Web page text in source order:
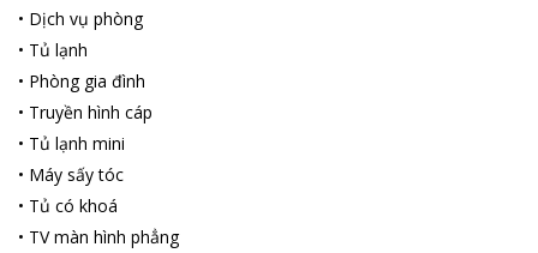
• Dịch vụ phòng
• Tủ lạnh
• Phòng gia đình
• Truyền hình cáp
• Tủ lạnh mini
• Máy sấy tóc
• Tủ có khoá
• TV màn hình phẳng